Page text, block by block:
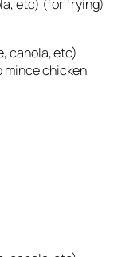
etc) (for frying)
canola, etc)
mince chicken